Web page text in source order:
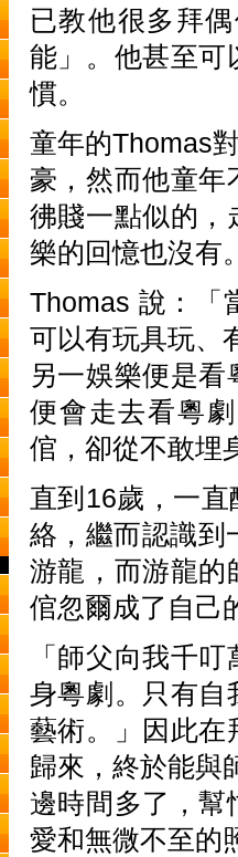
已教他很多拜
能」。他甚至可
慣。
童年的Thomas
豪，然而他童年
彿賤一點似的，
樂的回憶也沒有
Thomas 說：「
可以有玩具玩、
另一娛樂便是
便會走去看粵
倌，卻從不敢埋
直到16歲，一
絡，繼而認識到
游龍，而游龍的
倌忽爾成了自己
「師父向我千
身粵劇。只有自
藝術。」因此在
歸來，終於能與
邊時間多了，幫
愛和無微不至的